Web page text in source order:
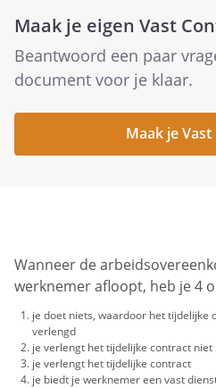
Maak je eigen Vast
Beantwoord een paar
document voor je klaar.
Maak je
Wanneer de
werknemer afloopt, heb je 4
je doet niets, waardoor het tijdelijke
verlengd
je verlengt het tijdelijke contract niet
je verlengt het tijdelijke contract
je biedt je werknemer een vast